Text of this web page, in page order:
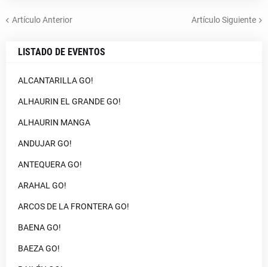
Artículo Anterior Artículo Siguiente
LISTADO DE EVENTOS
ALCANTARILLA GO!
ALHAURIN EL GRANDE GO!
ALHAURIN MANGA
ANDUJAR GO!
ANTEQUERA GO!
ARAHAL GO!
ARCOS DE LA FRONTERA GO!
BAENA GO!
BAEZA GO!